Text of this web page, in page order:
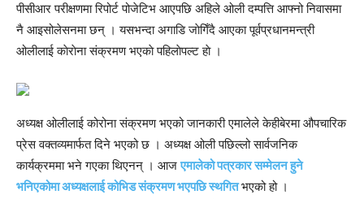
पीसीआर परीक्षणमा रिपोर्ट पोजेटिभ आएपछि अहिले ओली दम्पत्ति आफ्नो निवासमा
नै आइसोलेसनमा छन् । यसभन्दा अगाडि जाेगिँदै आएका पूर्वप्रधानमन्त्री
ओलीलाई काेराेना संक्रमण भएकाे पहिलाेपल्ट हाे ।
अध्यक्ष ओलीलाई कोरोना संक्रमण भएको जानकारी एमालेले केहीबेरमा औपचारिक
प्रेस वक्तव्यमार्फत दिने भएको छ । अध्यक्ष ओली पछिल्लो सार्वजनिक
कार्यक्रममा भने गएका थिएनन् । आजएमालेको पत्रकार सम्मेलन हुने
भनिएकोमा अध्यक्षलाई कोभिड संक्रमण भएपछि स्थगितभएको हो ।